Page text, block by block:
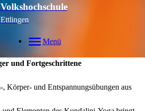
Volkshochschule
Ettlingen
Menü
und Fortgeschrittene
Körper- und Entspannungsübungen aus